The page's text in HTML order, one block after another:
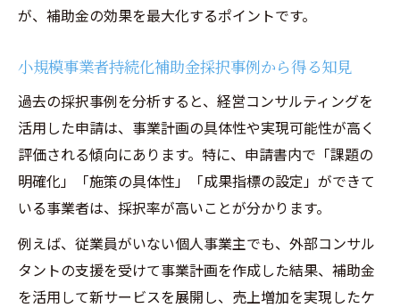
が、補助金の効果を最大化するポイントです。
小規模事業者持続化補助金採択事例から得る知見
過去の採択事例を分析すると、経営コンサルティングを
活用した申請は、事業計画の具体性や実現可能性が高く
評価される傾向にあります。特に、申請書内で「課題の
明確化」「施策の具体性」「成果指標の設定」ができて
いる事業者は、採択率が高いことが分かります。
例えば、従業員がいない個人事業主でも、外部コンサル
タントの支援を受けて事業計画を作成した結果、補助金
を活用して新サービスを展開し、売上増加を実現したケ